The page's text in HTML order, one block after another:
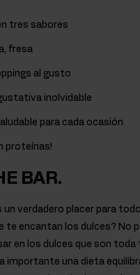
tres sabores
fresa
al gusto
inolvidable
para cada ocasión
proteínas!
BAR.
un verdadero placer para
te encantan los dulces? No
en los dulces que son toda
importante una dieta